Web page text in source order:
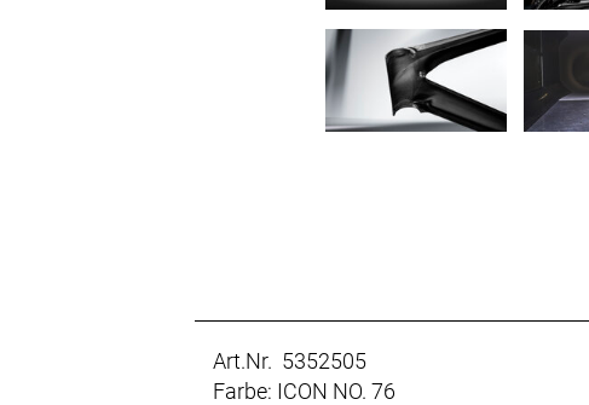
Art.Nr. 5352505
Farbe: ICON NO. 76